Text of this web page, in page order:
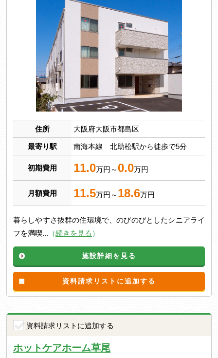
住所 大阪府大阪市都島区
最寄り駅 南海本線 北助松駅から徒歩で5分
初期費用 11.0万円～ 0.0万円
月額費用 11.5万円～ 18.6万円
暮らしやすさ抜群の住環境で、のびのびとしたシニアライ
フを満喫... （続きを見る ）
施設詳細を見る
資料請求リストに追加する
資料請求リストに追加する
ホットケアホーム草尾